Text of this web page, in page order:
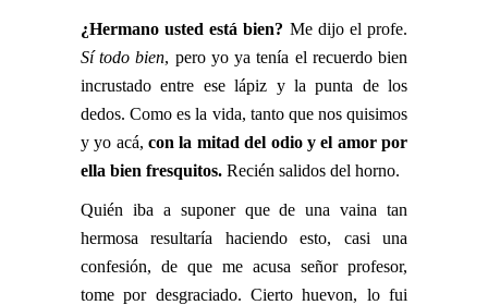
¿Hermano usted está bien? Me dijo el profe.
Sí todo bien, pero yo ya tenía el recuerdo bien
incrustado entre ese lápiz y la punta de los
dedos. Como es la vida, tanto que nos quisimos
y yo acá,con la mitad del odio y el amor por
ella bien fresquitos. Recién salidos del horno.
Quién iba a suponer que de una vaina tan
hermosa resultaría haciendo esto, casi una
confesión, de que me acusa señor profesor,
tome por desgraciado. Cierto huevon, lo fui